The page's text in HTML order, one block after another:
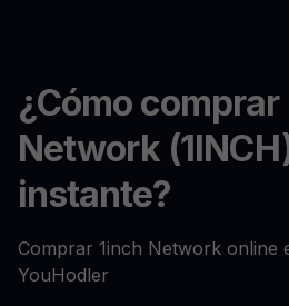
¿Cómo comprar
Network
instante?
Comprar 1inch Network online
YouHodler